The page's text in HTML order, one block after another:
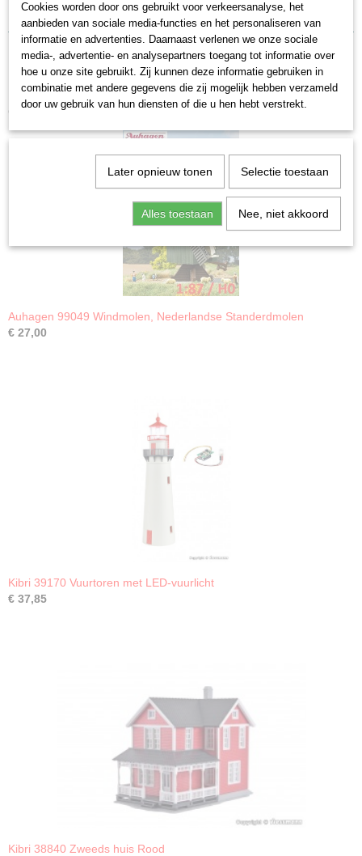
Staat
Nieuw
Bushalte / Buswartehaeuschen (2 st.)
Ook interessant
Auhagen 99049 Windmolen, Nederlandse Standerdmolen
€ 27,00
Kibri 39170 Vuurtoren met LED-vuurlicht
€ 37,85
Kibri 38840 Zweeds huis Rood
Cookies worden door ons gebruikt voor verkeersanalyse, het
aanbieden van sociale media-functies en het personaliseren van
informatie en advertenties. Daarnaast verlenen we onze sociale
media-, advertentie- en analysepartners toegang tot informatie over
hoe u onze site gebruikt. Zij kunnen deze informatie gebruiken in
combinatie met andere gegevens die zij mogelijk hebben verzameld
door uw gebruik van hun diensten of die u hen hebt verstrekt.
Later opnieuw tonen Selectie toestaan
Alles toestaan Nee, niet akkoord